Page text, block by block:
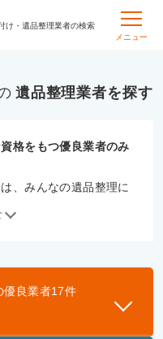
け・遺品整理業者の検索
メニュー
遺品整理
格をもつ優良業者のみ
、みんなの遺品整理に
および一般社団法
優良業者17件